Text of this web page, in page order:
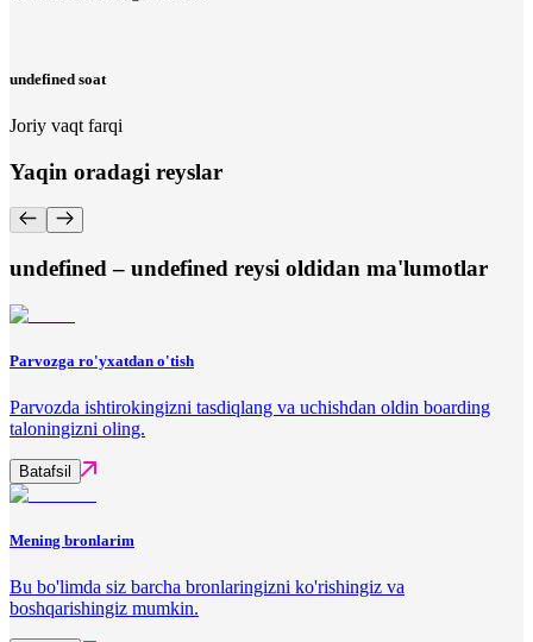
undefined soat
Joriy vaqt farqi
Yaqin oradagi reyslar
undefined – undefined reysi oldidan ma'lumotlar
Parvozga ro'yxatdan o'tish
Parvozda ishtirokingizni tasdiqlang va uchishdan oldin boarding
taloningizni oling.
Batafsil
Mening bronlarim
Bu bo'limda siz barcha bronlaringizni ko'rishingiz va
boshqarishingiz mumkin.